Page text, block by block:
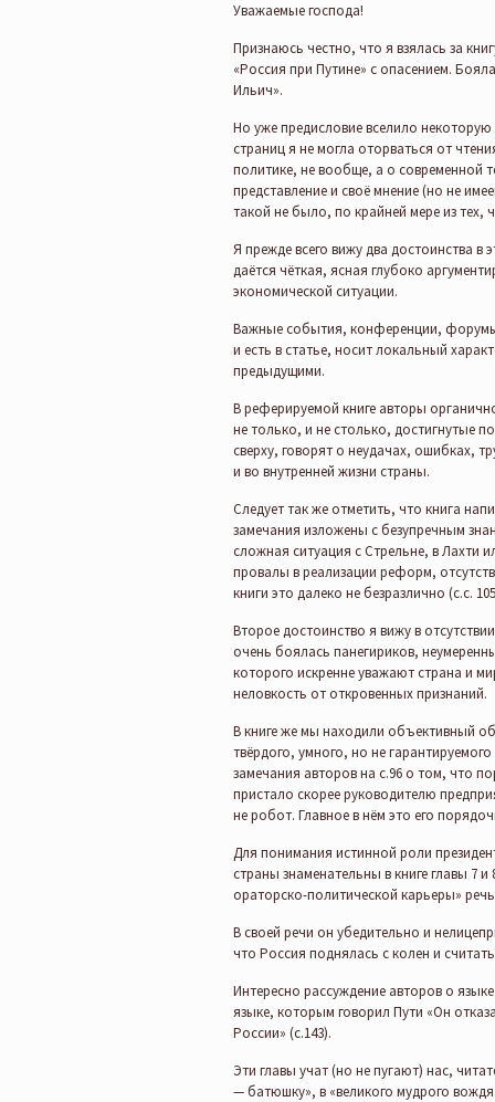
Уважаемые господа!
Признаюсь честно, что я взялась за
«Россия при Путине» с опасением.
Ильич».
Но уже предисловие вселило
страниц я не могла оторваться от
политике, не вообще, а о современной
представление и своё мнение (но не
такой не было, по крайней мере из тех,
Я прежде всего вижу два достоинства в
даётся чёткая, ясная глубоко
экономической ситуации.
Важные события, конференции,
и есть в статье, носит локальный
предыдущими.
В реферируемой книге авторы
не только, и не столько, достигнутые
сверху, говорят о неудачах, ошибках,
и во внутренней жизни страны.
Следует так же отметить, что книга
замечания изложены с безупречным
сложная ситуация с Стрельне, в Лахти
провалы в реализации реформ,
книги это далеко не безразлично (с.с.
Второе достоинство я вижу в
очень боялась панегириков,
которого искренне уважают страна и
неловкость от откровенных признаний.
В книге же мы находили объективный
твёрдого, умного, но не
замечания авторов на с.96 о том, что
пристало скорее руководителю
не робот. Главное в нём это его
Для понимания истинной роли
страны знаменательны в книге главы 7
ораторско-политической карьеры»
В своей речи он убедительно и
что Россия поднялась с колен и
Интересно рассуждение авторов о
языке, которым говорил Пути «Он
России» (с.143).
Эти главы учат (но не пугают) нас,
— батюшку», в «великого мудрого